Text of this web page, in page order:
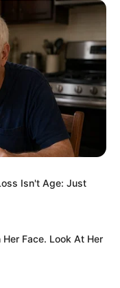
Isn't Age: Just
Her Face. Look At Her